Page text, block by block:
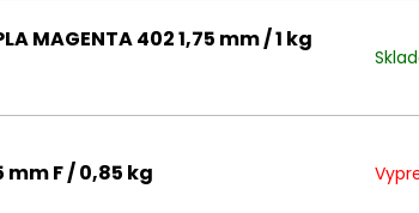
MAGENTA 402 1,75 mm / 1 kg
mm F / 0,85 kg